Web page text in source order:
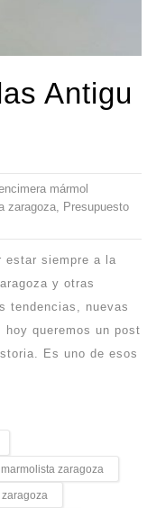
Antigu
mármol
zaragoza, Presupuesto
estar siempre a la
y otras
tendencias, nuevas
queremos un post
Es uno de esos
marmolista zaragoza